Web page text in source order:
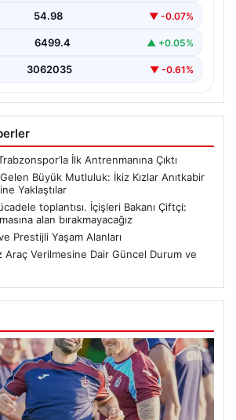
54.98 ▼ -0.07%
6499.4 ▲ +0.05%
3062035 ▼ -0.61%
İlk Antrenmanına Çıktı
Gelen Büyük Mutluluk: İkiz Kızlar Anıtkabir
Yaklaştılar
toplantısı. İçişleri Bakanı Çiftçi:
alan bırakmayacağız
Prestijli Yaşam Alanları
Araç Verilmesine Dair Güncel Durum ve